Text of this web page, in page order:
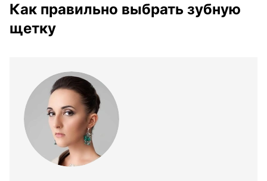
Как правильно выбрать зубную
щетку